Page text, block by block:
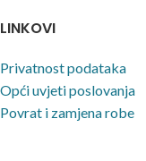
LINKOVI
Privatnost podataka
Opći uvjeti poslovanja
Povrat i zamjena robe